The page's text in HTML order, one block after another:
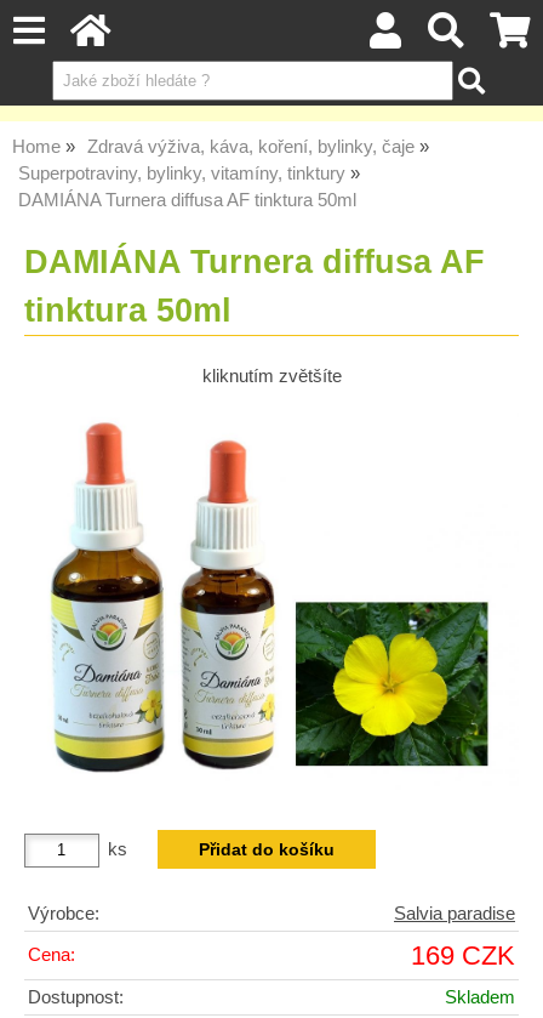
Home
Zdravá výživa, káva, koření, bylinky, čaje
Superpotraviny, bylinky, vitamíny, tinktury
DAMIÁNA Turnera diffusa AF tinktura 50ml
DAMIÁNA Turnera diffusa AF
tinktura 50ml
kliknutím zvětšíte
ks
Výrobce: Salvia paradise
Cena: 169 CZK
Dostupnost:
Skladem